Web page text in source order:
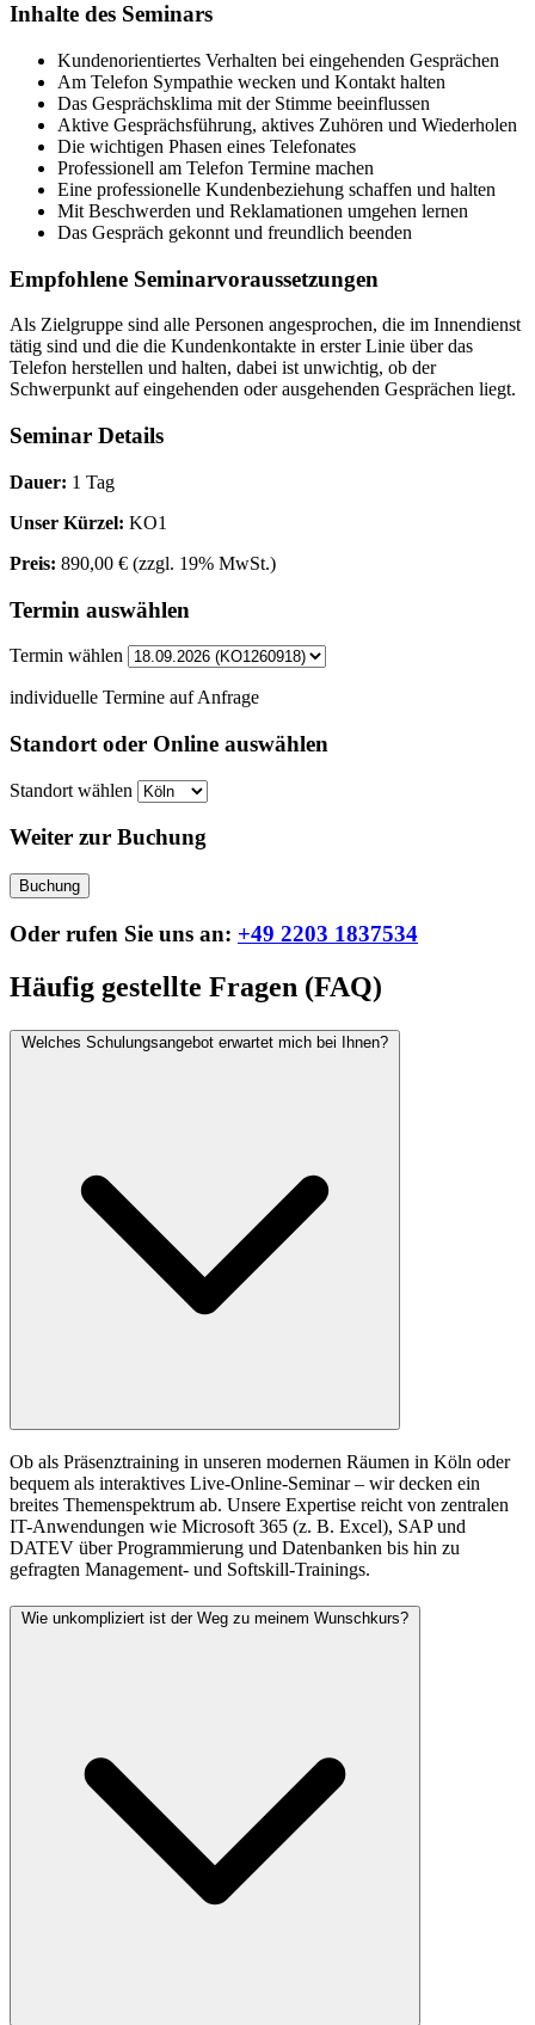
Inhalte des Seminars
Kundenorientiertes Verhalten bei eingehenden Gesprächen
Am Telefon Sympathie wecken und Kontakt halten
Das Gesprächsklima mit der Stimme beeinflussen
Aktive Gesprächsführung, aktives Zuhören und Wiederholen
Die wichtigen Phasen eines Telefonates
Professionell am Telefon Termine machen
Eine professionelle Kundenbeziehung schaffen und halten
Mit Beschwerden und Reklamationen umgehen lernen
Das Gespräch gekonnt und freundlich beenden
Empfohlene Seminarvoraussetzungen
Als Zielgruppe sind alle Personen angesprochen, die im Innendienst
tätig sind und die die Kundenkontakte in erster Linie über das
Telefon herstellen und halten, dabei ist unwichtig, ob der
Schwerpunkt auf eingehenden oder ausgehenden Gesprächen liegt.
Seminar Details
Dauer: 1 Tag
Unser Kürzel: KO1
Preis: 890,00 € (zzgl. 19% MwSt.)
Termin auswählen
Termin wählen
individuelle Termine auf Anfrage
Standort oder Online auswählen
Standort wählen
Weiter zur Buchung
Buchung
Oder rufen Sie uns an: +49 2203 1837534
Häufig gestellte Fragen (FAQ)
Welches Schulungsangebot erwartet mich bei Ihnen?
Ob als Präsenztraining in unseren modernen Räumen in Köln oder
bequem als interaktives Live-Online-Seminar – wir decken ein
breites Themenspektrum ab. Unsere Expertise reicht von zentralen
IT-Anwendungen wie Microsoft 365 (z. B. Excel), SAP und
DATEV über Programmierung und Datenbanken bis hin zu
gefragten Management- und Softskill-Trainings.
Wie unkompliziert ist der Weg zu meinem Wunschkurs?